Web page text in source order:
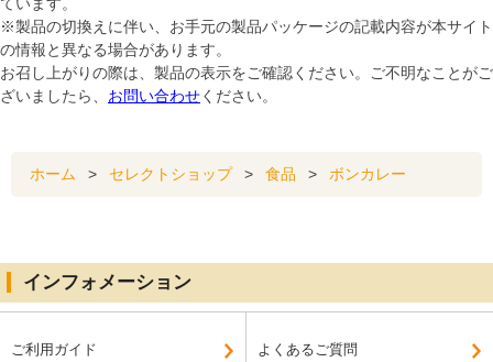
※製品の切換えに伴い、お手元の製品パッケージの記載内容が本サイト
の情報と異なる場合があります。
お召し上がりの際は、製品の表示をご確認ください。ご不明なことがご
ざいましたら、 お問い合わせください。
ホーム > セレクトショップ > 食品 > ボンカレー
インフォメーション
ご利用ガイド よくあるご質問